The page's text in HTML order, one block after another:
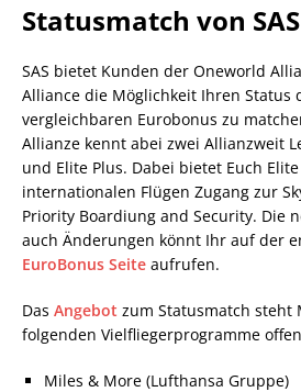
Statusmatch von SAS
SAS bietet Kunden der Oneworld
Alliance die Möglichkeit Ihren Status
vergleichbaren Eurobonus zu
Allianze kennt abei zwei Allianzweit
und Elite Plus. Dabei bietet Euch
internationalen Flügen Zugang zur
Priority Boardiung and Security. Die
auch Änderungen könnt Ihr auf der
EuroBonus Seite aufrufen.
Das Angebot zum Statusmatch steht
folgenden Vielfliegerprogramme offen
Miles & More (Lufthansa Gruppe)